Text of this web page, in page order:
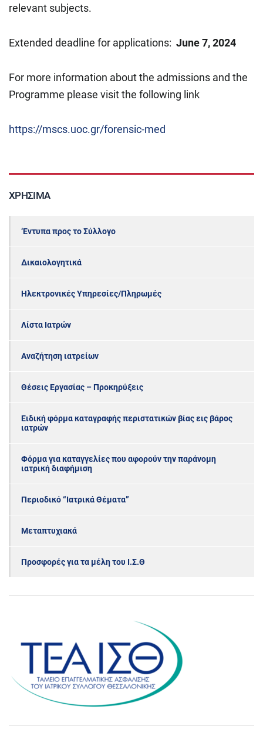
relevant subjects.
Extended deadline for applications: June 7, 2024
For more information about the admissions and the
Programme please visit the following link
https://mscs.uoc.gr/forensic-med
ΧΡΉΣΙΜΑ
‘Εντυπα προς το Σύλλογο
Δικαιολογητικά
Ηλεκτρονικές Υπηρεσίες/Πληρωμές
Λίστα Ιατρών
Αναζήτηση ιατρείων
Θέσεις Εργασίας – Προκηρύξεις
Ειδική φόρμα καταγραφής περιστατικών βίας εις βάρος
ιατρών
Φόρμα για καταγγελίες που αφορούν την παράνομη
ιατρική διαφήμιση
Περιοδικό “Ιατρικά Θέματα”
Μεταπτυχιακά
Προσφορές για τα μέλη του Ι.Σ.Θ